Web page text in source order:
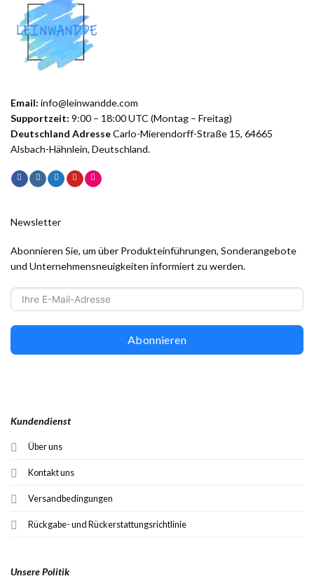
Email: info@leinwandde.com
Supportzeit: 9:00 – 18:00 UTC (Montag – Freitag)
Deutschland AdresseCarlo-Mierendorff-Straße 15, 64665
Alsbach-Hähnlein, Deutschland.
Kundendienst
Über uns
Kontakt uns
Versandbedingungen
Rückgabe- und Rückerstattungsrichtlinie
Unsere Politik
Newsletter
Abonnieren Sie, um über Produkteinführungen, Sonderangebote
und Unternehmensneuigkeiten informiert zu werden.
Abonnieren